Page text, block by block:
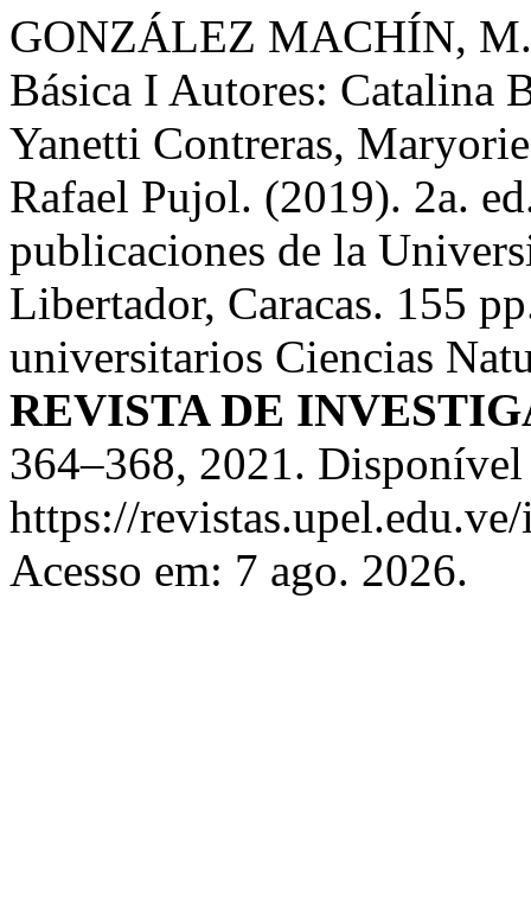
GONZÁLEZ MACHÍN,
Básica I Autores: Catalina
Yanetti Contreras,
Rafael Pujol. (2019). 2a.
publicaciones de la
Libertador, Caracas. 155
universitarios Ciencias
REVISTA DE
364–368, 2021. Disponível
https://
Acesso em: 7 ago. 2026.